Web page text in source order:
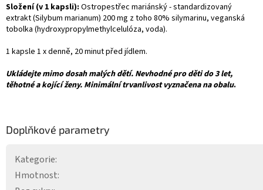
Složení (v 1 kapsli): Ostropestřec mariánský - standardizovaný
extrakt (Silybum marianum) 200 mg z toho 80% silymarinu, veganská
tobolka (hydroxypropylmethylcelulóza, voda).
1 kapsle 1 x denně, 20 minut před jídlem.
Ukládejte mimo dosah malých dětí. Nevhodné pro děti do 3 let,
těhotné a kojící ženy. Minimální trvanlivost vyznačena na obalu.
Doplňkové parametry
Kategorie:
Hmotnost: